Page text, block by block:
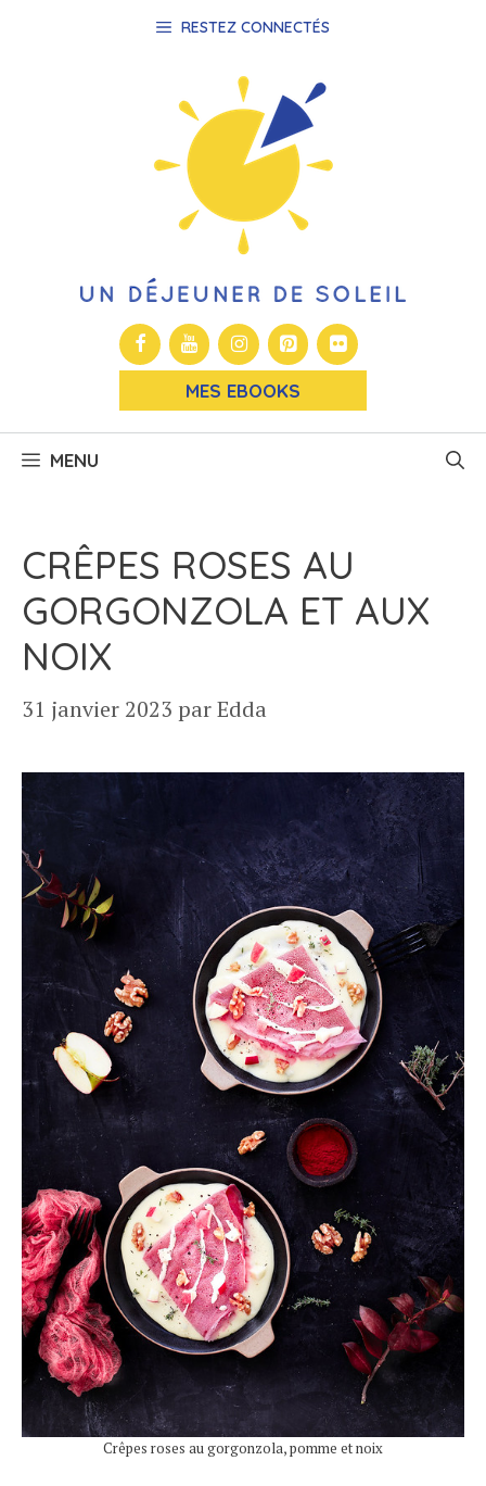
RESTEZ CONNECTÉS
MES EBOOKS
MENU
CRÊPES ROSES AU
GORGONZOLA ET AUX
NOIX
31 janvier 2023 parEdda
Crêpes roses au gorgonzola, pomme et noix